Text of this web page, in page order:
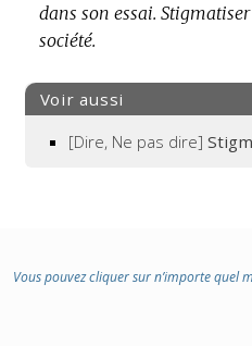
dans son essai.
société.
Voir aussi
[Dire, Ne pas dire]
Vous pouvez cliquer sur n’importe quel